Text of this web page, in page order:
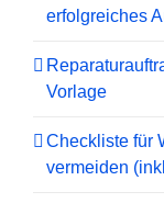
erfolgreiches
Vorlage
Checkliste für
vermeiden